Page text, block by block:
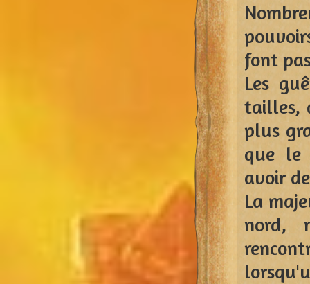
font
Les
tailles,
plus
que le
avoir
La
nord,